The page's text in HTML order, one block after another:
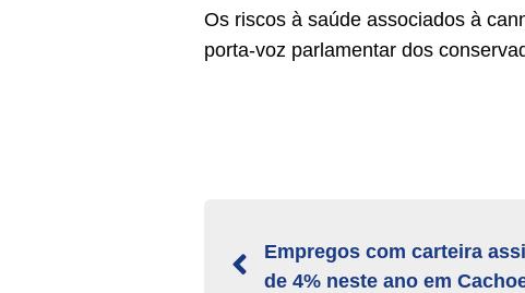
Os riscos à saúde associados à
porta-voz parlamentar dos
Empregos com carteira
de 4% neste ano em